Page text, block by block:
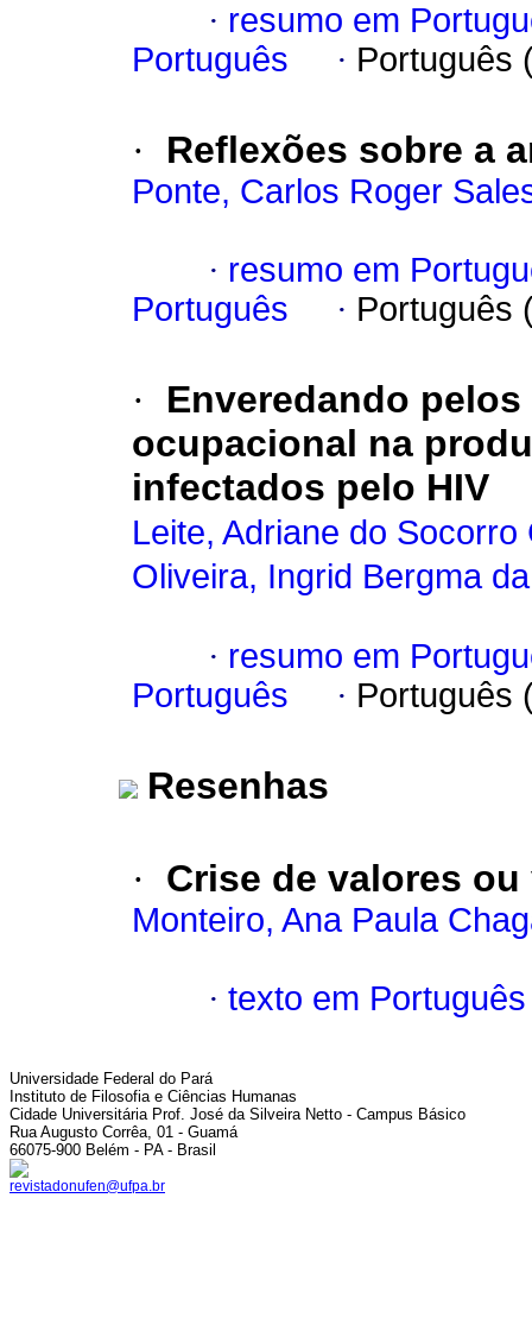
· resumo em
Português
· Português
· Reflexões sobre a
Ponte, Carlos Roger
· resumo em
Português
· Português
·
Enveredando
ocupacional na
infectados pelo HIV
Leite, Adriane do Socorro
Oliveira, Ingrid Bergma
· resumo em
Português
· Português
Resenhas
· Crise de valores
Monteiro, Ana Paula
· texto em Português
Universidade Federal do Pará
Instituto de Filosofia e Ciências Humanas
Cidade Universitária Prof. José da Silveira Netto - Campus Básico
Rua Augusto Corrêa, 01 - Guamá
66075-900 Belém - PA - Brasil
revistadonufen@ufpa.br